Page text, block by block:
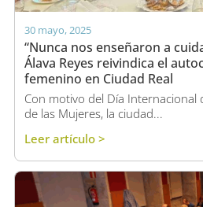
30 mayo, 2025
“Nunca nos enseñaron a
Álava Reyes reivindica el
femenino en Ciudad Real
Con motivo del Día Internacional
de las Mujeres, la ciudad...
Leer artículo >